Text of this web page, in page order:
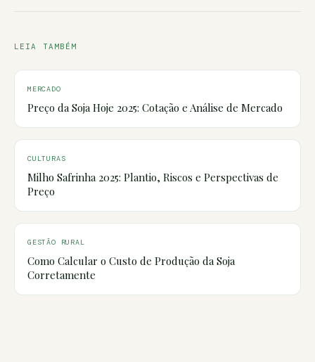
LEIA TAMBÉM
MERCADO
Preço da Soja Hoje 2025: Cotação e Análise de Mercado
CULTURAS
Milho Safrinha 2025: Plantio, Riscos e Perspectivas de
Preço
GESTÃO RURAL
Como Calcular o Custo de Produção da Soja
Corretamente